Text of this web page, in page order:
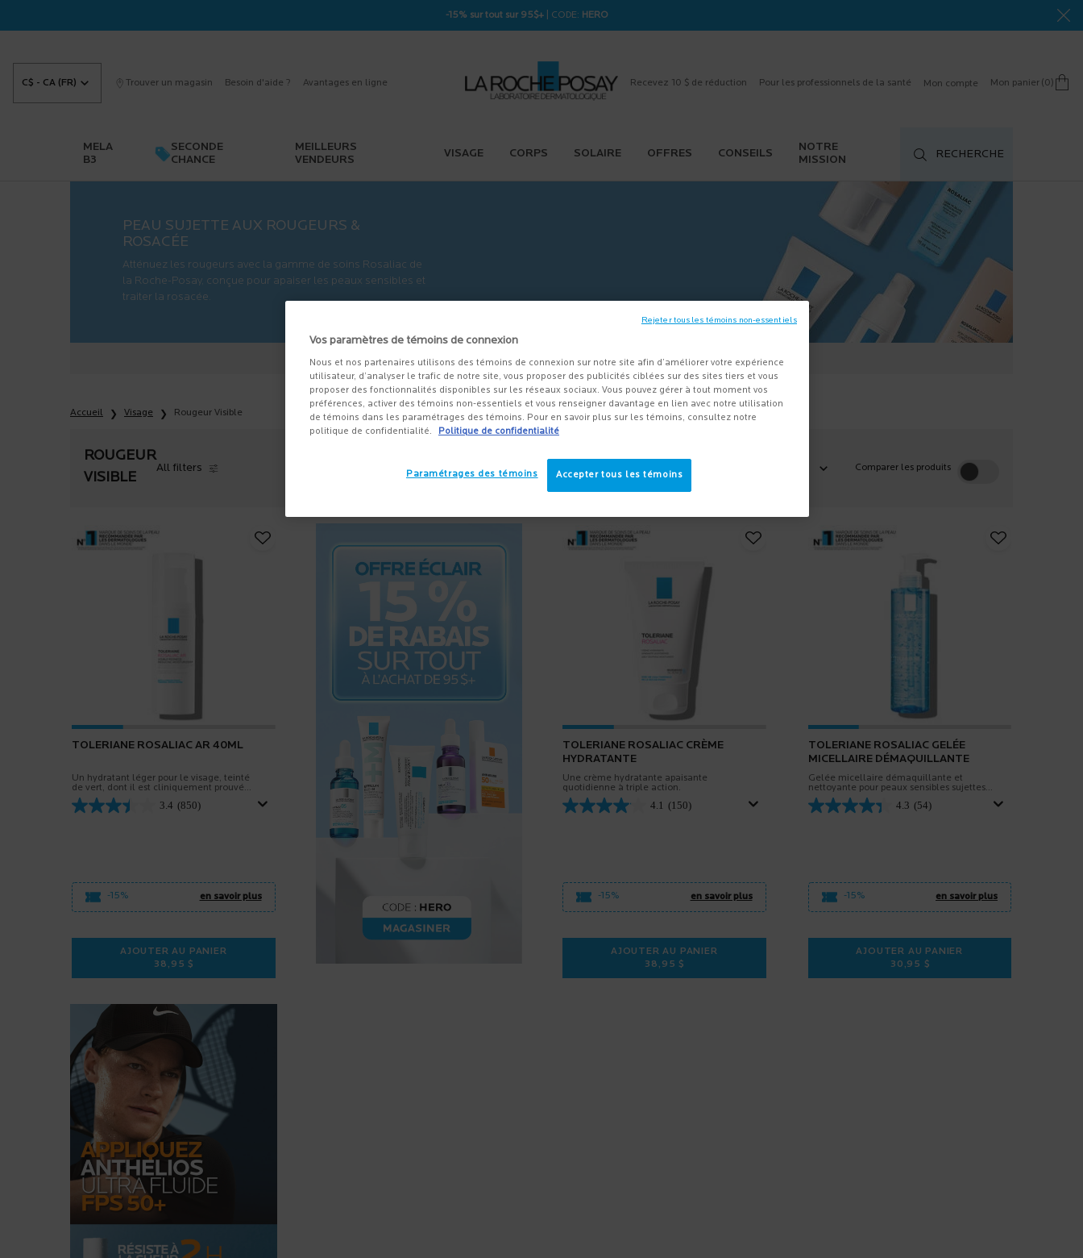
-15% sur tout sur 95$+ | CODE: HERO
C$ - CA (FR) Trouver un magasin Besoin d'aide ? Avantages en ligne Recevez 10 $ de réduction Pour les professionnels de la santé Mon compte Mon panier 0
0 product in cart
MELA
B3
SECONDE
CHANCE
MEILLEURS
VENDEURS
VISAGE CORPS SOLAIRE OFFRES CONSEILS
NOTRE
MISSION
RECHERCHE
PEAU SUJETTE AUX ROUGEURS &
ROSACÉE
Atténuez les rougeurs avec la gamme de soins Rosaliac de
la Roche-Posay, conçue pour apaiser les peaux sensibles et
traiter la rosacée.
EN SAVOIR PLUS ＋
Accueil Visage Rougeur Visible
ROUGEUR
VISIBLE
All filters
All Filters menu Afficher 3 produits Sort: Comparer les produits
TOLERIANE ROSALIAC AR 40ML
Un hydratant léger pour le visage, teinté
de vert, dont il est cliniquement prouvé
qu'il hydrate instantanément la peau.
3.4 (850)
-15% en savoir plus
AJOUTER AU PANIER
38,95 $
TOLERIANE ROSALIAC CRÈME
HYDRATANTE
Une crème hydratante apaisante
quotidienne à triple action.
4.1 (150)
-15% en savoir plus
AJOUTER AU PANIER
38,95 $
TOLERIANE ROSALIAC GELÉE
MICELLAIRE DÉMAQUILLANTE
Gelée micellaire démaquillante et
nettoyante pour peaux sensibles sujettes
aux rougeurs.
4.3 (54)
-15% en savoir plus
AJOUTER AU PANIER
30,95 $
Vos paramètres de témoins de connexion
Nous et nos partenaires utilisons des témoins de connexion sur notre site afin d’améliorer votre expérience
utilisateur, d’analyser le trafic de notre site, vous proposer des publicités ciblées sur des sites tiers et vous
proposer des fonctionnalités disponibles sur les réseaux sociaux. Vous pouvez gérer à tout moment vos
préférences, activer des témoins non-essentiels et vous renseigner davantage en lien avec notre utilisation
de témoins dans les paramétrages des témoins. Pour en savoir plus sur les témoins, consultez notre
politique de confidentialité.
Politique de confidentialité
Accepter tous les témoins
Paramétrages des témoins
Rejeter tous les témoins non-essentiels